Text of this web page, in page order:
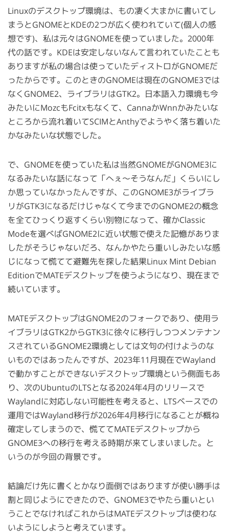
Linuxのデスクトップ環境は、もの凄く大まかに書いてし
まうとGNOMEとKDEの2つが広く使われていて(個人の感
想です)、私は元々はGNOMEを使っていました。2000年
代の話です。KDEは安定しないなんて言われていたことも
ありますが私の場合は使っていたディストロがGNOMEだ
ったからです。このときのGNOMEは現在のGNOME3では
なくGNOME2、ライブラリはGTK2。日本語入力環境も今
みたいにMozcもFcitxもなくて、CannaかWnnかみたいな
ところから流れ着いてSCIMとAnthyでようやく落ち着いた
かなみたいな状態でした。
で、GNOMEを使っていた私は当然GNOMEがGNOME3に
なるみたいな話になって「へぇ〜そうなんだ」くらいにし
か思っていなかったんですが、このGNOME3がライブラ
リがGTK3になるだけじゃなくて今までのGNOME2の概念
を全てひっくり返すくらい別物になって、確かClassic
Modeを選べばGNOME2に近い状態で使えた記憶がありま
したがそうじゃないだろ、なんかやたら重いしみたいな感
じになって慌てて避難先を探した結果Linux Mint Debian
EditionでMATEデスクトップを使うようになり、現在まで
続いています。
MATEデスクトップはGNOME2のフォークであり、使用ラ
イブラリはGTK2からGTK3に徐々に移行しつつメンテナン
スされているGNOME2環境としては文句の付けようのな
いものではあったんですが、2023年11月現在でWayland
で動かすことができないデスクトップ環境という側面もあ
り、次のUbuntuのLTSとなる2024年4月のリリースで
Waylandに対応しない可能性を考えると、LTSベースでの
運用ではWayland移行が2026年4月移行になることが概ね
確定してしまうので、慌ててMATEデスクトップから
GNOME3への移行を考える時期が来てしまいました。と
いうのが今回の背景です。
結論だけ先に書くとかなり面倒ではありますが使い勝手は
割と同じようにできたので、GNOME3でやたら重いとい
うことでなければこれからはMATEデスクトップは使わな
いようにしようと考えています。